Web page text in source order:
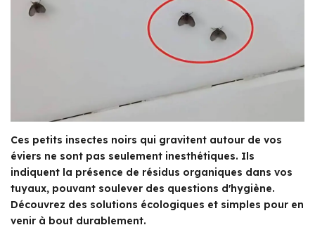
Ces petits insectes noirs qui gravitent autour de vos
éviers ne sont pas seulement inesthétiques. Ils
indiquent la présence de résidus organiques dans vos
tuyaux, pouvant soulever des questions d'hygiène.
Découvrez des solutions écologiques et simples pour en
venir à bout durablement.